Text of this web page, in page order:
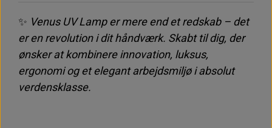
✨ Venus UV Lamp er mere end et redskab – det
er en revolution i dit håndværk. Skabt til dig, der
ønsker at kombinere innovation, luksus,
ergonomi og et elegant arbejdsmiljø i absolut
verdensklasse.